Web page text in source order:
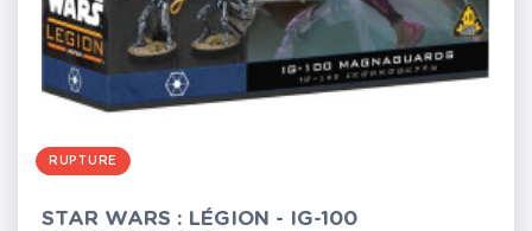
RUPTURE
STAR WARS : LÉGION - IG-100